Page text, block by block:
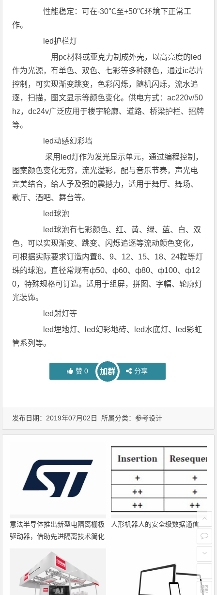
性能稳定：可在-30℃至+50℃环境下正常工
作。
led护栏灯
用pc材料或亚克力制成外壳，以高亮度的led
作为光源，有单色、双色、七彩等多种颜色，通过ic芯片
控制，可实现渐变跳变，色彩闪烁，随机闪烁，流水追
逐，扫描，图文显示等颜色变化。供电方式：ac220v/50
hz，dc24v广泛应用于楼宇轮廓、道路、桥梁护栏、招牌
等。
led动感幻彩墙
采用led灯作为发光显示单元，通过编程控制，
图案颜色变化无穷，流光溢彩，配与音乐节奏，声光电
完美结合，给人予及强的震撼力，适用于舞厅、舞场、
歌厅、酒吧、舞台等。
led球泡
led球泡有七彩颜色、红、黄、绿、蓝、白、双
色，可以实现渐变、跳变、闪烁追逐等流动颜色变化，
可根据实际要求订造内置6、9、12、15、18、24粒等灯
珠的球泡，直径常规有ф50、ф60、ф80、ф100、ф12
0，特殊规格可订造。适用于组屏，拼图、字幅、轮廓灯
光装饰。
led射灯等
led埋地灯、led幻彩地砖、led水底灯、led彩虹
管系列等。
赞 0 加群 分享
发布日期：2019年07月02日 所属分类：参考设计
意法半导体推出新型电隔离栅极
驱动器，借助先进隔离技术简化
人形机器人的安全级数据通信